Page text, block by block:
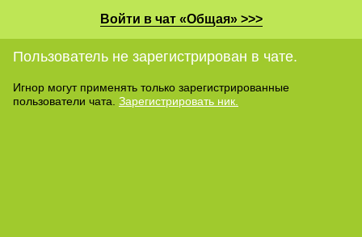
Войти в чат «Общая» >>>
Пользователь не зарегистрирован в чате.
Игнор могут применять только зарегистрированные
пользователи чата. Зарегистрировать ник.